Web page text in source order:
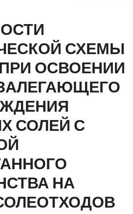
СХЕМЫ
ПРИ ОСВОЕНИИ
СОЛЕЙ С
НА